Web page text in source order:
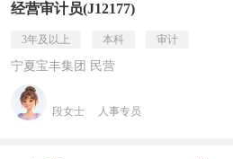
经营审计员(J12177)
3年及以上 本科 审计
宁夏宝丰集团 民营
段女士 人事专员